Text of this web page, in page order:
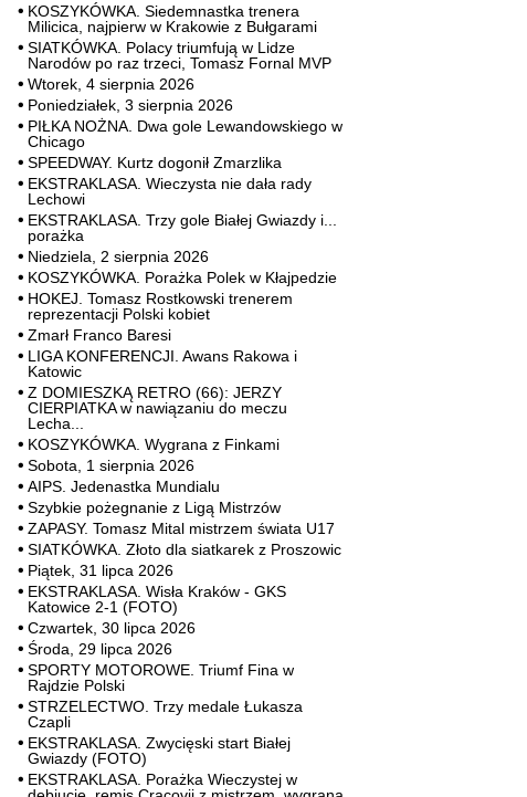
KOSZYKÓWKA. Siedemnastka trenera
Milicica, najpierw w Krakowie z Bułgarami
SIATKÓWKA. Polacy triumfują w Lidze
Narodów po raz trzeci, Tomasz Fornal MVP
Wtorek, 4 sierpnia 2026
Poniedziałek, 3 sierpnia 2026
PIŁKA NOŻNA. Dwa gole Lewandowskiego w
Chicago
SPEEDWAY. Kurtz dogonił Zmarzlika
EKSTRAKLASA. Wieczysta nie dała rady
Lechowi
EKSTRAKLASA. Trzy gole Białej Gwiazdy i...
porażka
Niedziela, 2 sierpnia 2026
KOSZYKÓWKA. Porażka Polek w Kłajpedzie
HOKEJ. Tomasz Rostkowski trenerem
reprezentacji Polski kobiet
Zmarł Franco Baresi
LIGA KONFERENCJI. Awans Rakowa i
Katowic
Z DOMIESZKĄ RETRO (66): JERZY
CIERPIATKA w nawiązaniu do meczu
Lecha...
KOSZYKÓWKA. Wygrana z Finkami
Sobota, 1 sierpnia 2026
AIPS. Jedenastka Mundialu
Szybkie pożegnanie z Ligą Mistrzów
ZAPASY. Tomasz Mital mistrzem świata U17
SIATKÓWKA. Złoto dla siatkarek z Proszowic
Piątek, 31 lipca 2026
EKSTRAKLASA. Wisła Kraków - GKS
Katowice 2-1 (FOTO)
Czwartek, 30 lipca 2026
Środa, 29 lipca 2026
SPORTY MOTOROWE. Triumf Fina w
Rajdzie Polski
STRZELECTWO. Trzy medale Łukasza
Czapli
EKSTRAKLASA. Zwycięski start Białej
Gwiazdy (FOTO)
EKSTRAKLASA. Porażka Wieczystej w